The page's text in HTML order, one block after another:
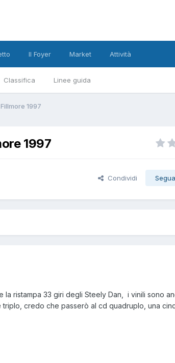
Classifica Linee guida
Il Foyer Market Attività
1997
1997
Condividi
ristampa 33 giri degli Steely Dan, i vinili sono
credo che passerò al cd quadruplo, una